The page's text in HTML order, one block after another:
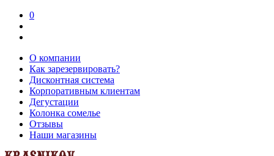
0
О компании
Как зарезервировать?
Дисконтная система
Корпоративным клиентам
Дегустации
Колонка сомелье
Отзывы
Наши магазины